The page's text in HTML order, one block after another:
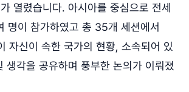
열렸습니다. 아시아를 중심으로 전세
이 참가하였고 총 35개 세션에서
자신이 속한 국가의 현황, 소속되어 있
생각을 공유하며 풍부한 논의가 이뤄졌